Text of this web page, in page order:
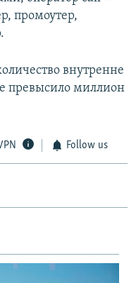
промоутер,
внутренне
превысило миллион
Follow us